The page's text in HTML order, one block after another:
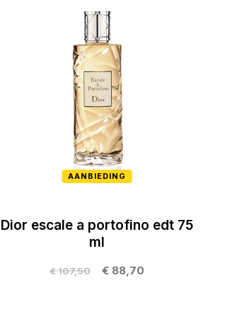
AANBIEDING
Dior escale a portofino edt 75
ml
€ 88,70
€ 107,50